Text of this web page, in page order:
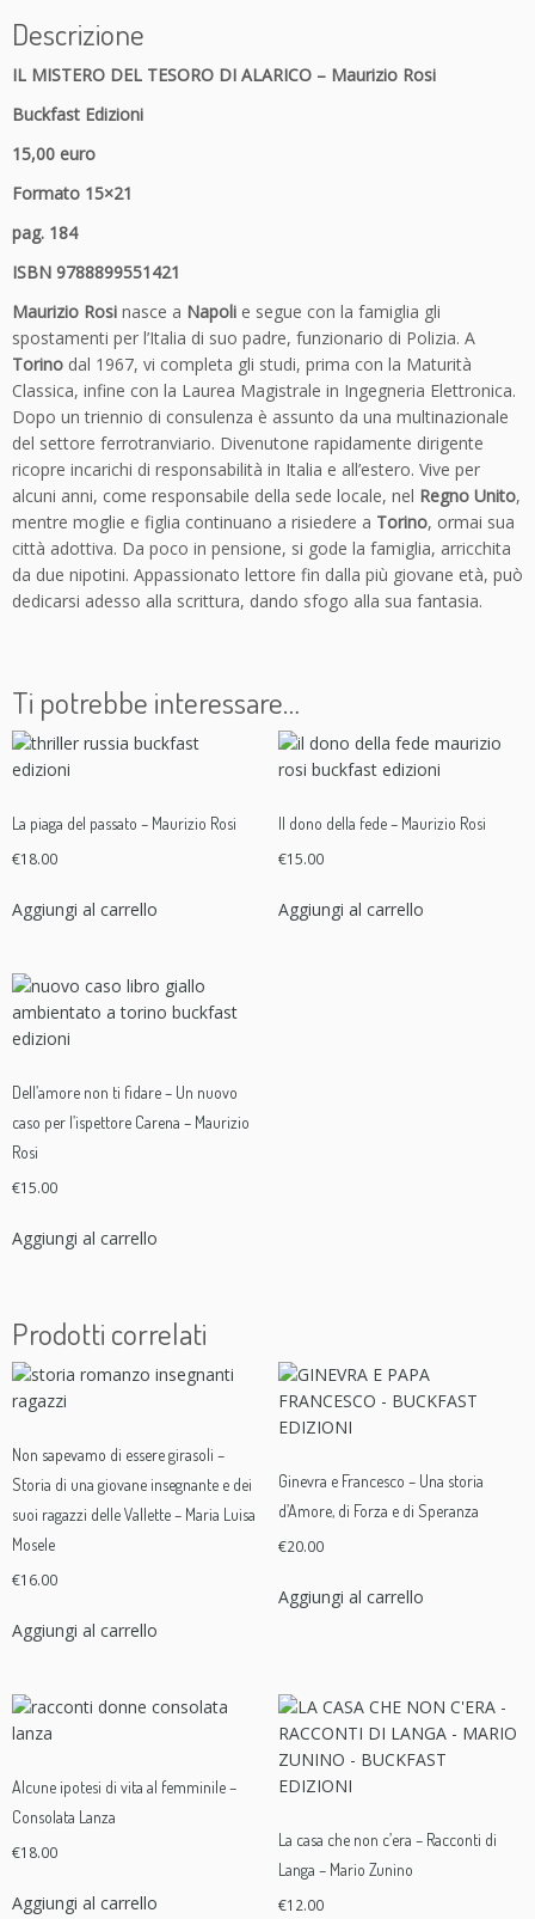
e
t
e
o
r
d
l
a
r
i
c
o
-
M
a
u
r
i
R
o
q
a
t
t
à
Descrizione
IL MISTERO DEL TESORO DI ALARICO – Maurizio Rosi
Buckfast Edizioni
15,00 euro
Formato 15×21
pag. 184
ISBN 9788899551421
Maurizio Rosi nasce a Napoli e segue con la famiglia gli
spostamenti per l’Italia di suo padre, funzionario di Polizia. A
Torino dal 1967, vi completa gli studi, prima con la Maturità
Classica, infine con la Laurea Magistrale in Ingegneria Elettronica.
Dopo un triennio di consulenza è assunto da una multinazionale
del settore ferrotranviario. Divenutone rapidamente dirigente
ricopre incarichi di responsabilità in Italia e all’estero. Vive per
alcuni anni, come responsabile della sede locale, nel Regno Unito,
mentre moglie e figlia continuano a risiedere a Torino, ormai sua
città adottiva. Da poco in pensione, si gode la famiglia, arricchita
da due nipotini. Appassionato lettore fin dalla più giovane età, può
dedicarsi adesso alla scrittura, dando sfogo alla sua fantasia.
Ti potrebbe interessare…
La piaga del passato – Maurizio Rosi
€18.00
Aggiungi al carrello
Il dono della fede – Maurizio Rosi
€15.00
Aggiungi al carrello
Dell’amore non ti fidare – Un nuovo
caso per l’ispettore Carena – Maurizio
Rosi
€15.00
Aggiungi al carrello
Prodotti correlati
Non sapevamo di essere girasoli –
Storia di una giovane insegnante e dei
suoi ragazzi delle Vallette – Maria Luisa
Mosele
€16.00
Aggiungi al carrello
Ginevra e Francesco – Una storia
d’Amore, di Forza e di Speranza
€20.00
Aggiungi al carrello
Alcune ipotesi di vita al femminile –
Consolata Lanza
€18.00
Aggiungi al carrello
La casa che non c’era – Racconti di
Langa – Mario Zunino
€12.00